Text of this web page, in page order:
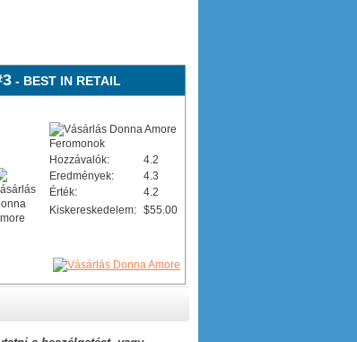
- BEST IN RETAIL
Hozzávalók:
4.2
Eredmények:
4.3
Érték:
4.2
Kiskereskedelem: $55.00